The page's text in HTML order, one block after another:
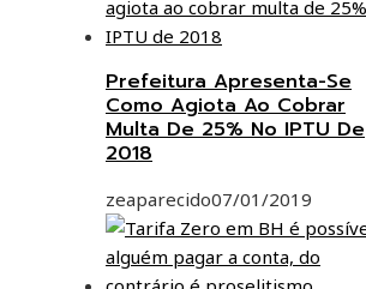
Prefeitura Apresenta-Se
Como Agiota Ao Cobrar
Multa De 25% No IPTU De
2018
zeaparecido07/01/2019